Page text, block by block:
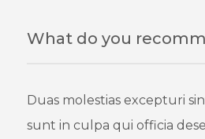
What do you
Duas molestias excepturi
sunt in culpa qui officia